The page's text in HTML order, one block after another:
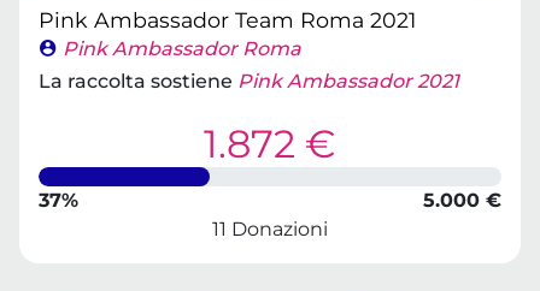
Pink Ambassador Team Roma 2021
Pink Ambassador Roma
La raccolta sostiene Pink Ambassador 2021
1.872 €
37%
5.000 €
11 Donazioni